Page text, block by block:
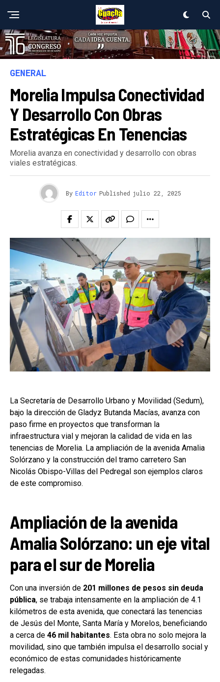
GENERAL
Morelia Impulsa Conectividad
Y Desarrollo Con Obras
Estratégicas En Tenencias
Morelia avanza en conectividad y desarrollo con obras
viales estratégicas.
By Editor Published julio 22, 2025
La Secretaría de Desarrollo Urbano y Movilidad (Sedum),
bajo la dirección de Gladyz Butanda Macías, avanza con
paso firme en proyectos que transforman la
infraestructura vial y mejoran la calidad de vida en las
tenencias de Morelia. La ampliación de la avenida Amalia
Solórzano y la construcción del tramo carretero San
Nicolás Obispo-Villas del Pedregal son ejemplos claros
de este compromiso.
Ampliación de la avenida
Amalia Solórzano: un eje vital
para el sur de Morelia
Con una inversión de 201 millones de pesos sin deuda
pública, se trabaja intensamente en la ampliación de 4.1
kilómetros de esta avenida, que conectará las tenencias
de Jesús del Monte, Santa María y Morelos, beneficiando
a cerca de 46 mil habitantes. Esta obra no solo mejora la
movilidad, sino que también impulsa el desarrollo social y
económico de estas comunidades históricamente
relegadas.